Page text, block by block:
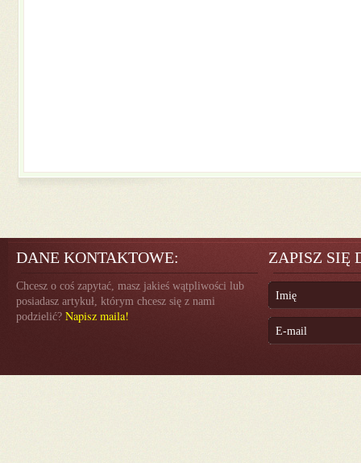
DANE KONTAKTOWE:
Chcesz o coś zapytać, masz jakieś wątpliwości lub
posiadasz artykuł, którym chcesz się z nami
podzielić? Napisz maila!
ZAPISZ SIĘ